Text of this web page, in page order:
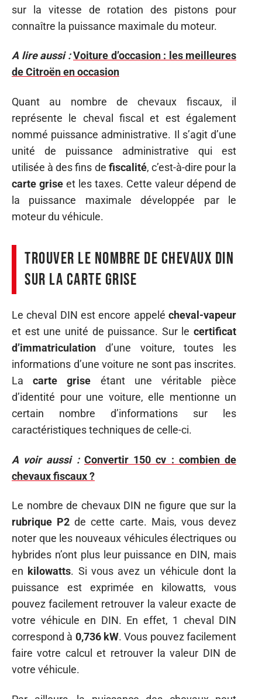
sur la vitesse de rotation des pistons pour
connaître la puissance maximale du moteur.
A lire aussi : Voiture d’occasion : les meilleures
de Citroën en occasion
Quant au nombre de chevaux fiscaux, il
représente le cheval fiscal et est également
nommé puissance administrative. Il s’agit d’une
unité de puissance administrative qui est
utilisée à des fins de fiscalité, c’est-à-dire pour la
carte grise et les taxes. Cette valeur dépend de
la puissance maximale développée par le
moteur du véhicule.
Trouver le nombre de chevaux DIN
sur la carte grise
Le cheval DIN est encore appelé cheval-vapeur
et est une unité de puissance. Sur le certificat
d’immatriculation d’une voiture, toutes les
informations d’une voiture ne sont pas inscrites.
Lacarte grise étant une véritable pièce
d’identité pour une voiture, elle mentionne un
certain nombre d’informations sur les
caractéristiques techniques de celle-ci.
A voir aussi : Convertir 150 cv : combien de
chevaux fiscaux ?
Le nombre de chevaux DIN ne figure que sur la
rubrique P2 de cette carte. Mais, vous devez
noter que les nouveaux véhicules électriques ou
hybrides n’ont plus leur puissance en DIN, mais
en kilowatts. Si vous avez un véhicule dont la
puissance est exprimée en kilowatts, vous
pouvez facilement retrouver la valeur exacte de
votre véhicule en DIN. En effet, 1 cheval DIN
correspond à 0,736 kW. Vous pouvez facilement
faire votre calcul et retrouver la valeur DIN de
votre véhicule.